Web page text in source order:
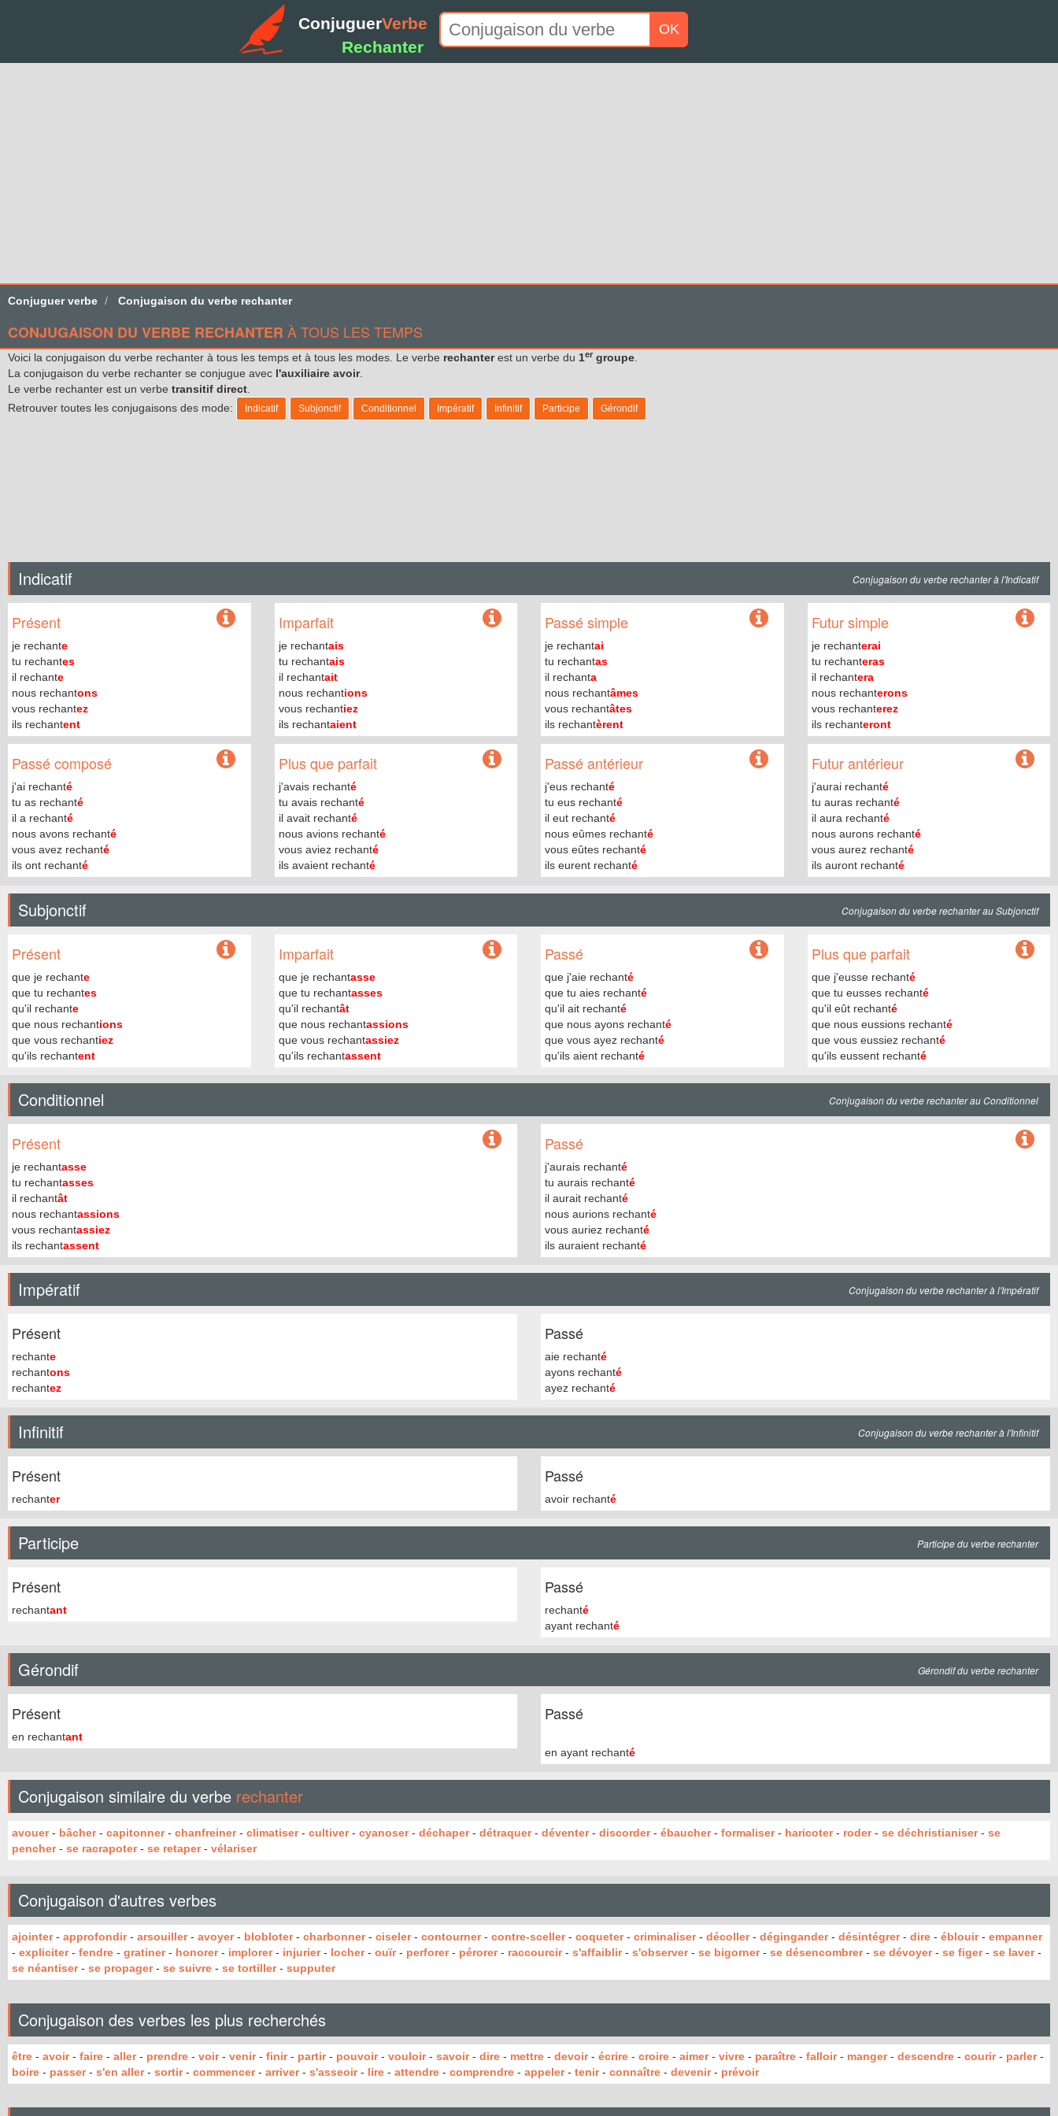
ConjuguerVerbe
Rechanter
OK
Conjuguer verbe Conjugaison du verbe rechanter
CONJUGAISON DU VERBE RECHANTER À TOUS LES TEMPS
Voici la conjugaison du verbe rechanter à tous les temps et à tous les modes. Le verbe rechanterest un verbe du 1er groupe
La conjugaison du verbe rechanter se conjugue avec l'auxiliaire avoir.
Le verbe rechanter est un verbe transitif direct
Retrouver toutes les conjugaisons des mode:
Indicatif Subjonctif Conditionnel Impératif Infinitif Participe Gérondif
Indicatif Conjugaison du verbe rechanter à l'Indicatif
Présent
je rechante
tu rechantes
il rechante
nous rechantons
vous rechantez
ils rechantent
Imparfait
je rechantais
tu rechantais
il rechantait
nous rechantions
vous rechantiez
ils rechantaient
Passé simple
je rechantai
tu rechantas
il rechanta
nous rechantâmes
vous rechantâtes
ils rechantèrent
Futur simple
je rechanterai
tu rechanteras
il rechantera
nous rechanterons
vous rechanterez
ils rechanteront
Passé composé
j'ai rechanté
tu as rechanté
il a rechanté
nous avons rechanté
vous avez rechanté
ils ont rechanté
Plus que parfait
j'avais rechanté
tu avais rechanté
il avait rechanté
nous avions rechanté
vous aviez rechanté
ils avaient rechanté
Passé antérieur
j'eus rechanté
tu eus rechanté
il eut rechanté
nous eûmes rechanté
vous eûtes rechanté
ils eurent rechanté
Futur antérieur
j'aurai rechanté
tu auras rechanté
il aura rechanté
nous aurons rechanté
vous aurez rechanté
ils auront rechanté
Subjonctif Conjugaison du verbe rechanter au Subjonctif
Présent
que je rechante
que tu rechantes
qu'il rechante
que nous rechantions
que vous rechantiez
qu'ils rechantent
Imparfait
que je rechantasse
que tu rechantasses
qu'il rechantât
que nous rechantassions
que vous rechantassiez
qu'ils rechantassent
Passé
que j'aie rechanté
que tu aies rechanté
qu'il ait rechanté
que nous ayons rechanté
que vous ayez rechanté
qu'ils aient rechanté
Plus que parfait
que j'eusse rechanté
que tu eusses rechanté
qu'il eût rechanté
que nous eussions rechanté
que vous eussiez rechanté
qu'ils eussent rechanté
Conditionnel Conjugaison du verbe rechanter au Conditionnel
Présent
je rechantasse
tu rechantasses
il rechantât
nous rechantassions
vous rechantassiez
ils rechantassent
Passé
j'aurais rechanté
tu aurais rechanté
il aurait rechanté
nous aurions rechanté
vous auriez rechanté
ils auraient rechanté
Impératif Conjugaison du verbe rechanter à l'Impératif
Présent
rechante
rechantons
rechantez
Passé
aie rechanté
ayons rechanté
ayez rechanté
Infinitif Conjugaison du verbe rechanter à l'Infinitif
Présent
rechanter
Passé
avoir rechanté
Participe Participe du verbe rechanter
Présent
rechantant
Passé
rechanté
ayant rechanté
Gérondif Gérondif du verbe rechanter
Présent
en rechantant
Passé
en ayant rechanté
Conjugaison similaire du verbe rechanter
avouer- bâcher- capitonner- chanfreiner- climatiser- cultiver- cyanoser- déchaper- détraquer- déventer- discorder- ébaucher- formaliser- haricoter- roder- se déchristianiser- se
pencher- se racrapoter- se retaper- vélariser
Conjugaison d'autres verbes
ajointer- approfondir- arsouiller- avoyer- blobloter- charbonner- ciseler- contourner- contre-sceller- coqueter- criminaliser- décoller- dégingander- désintégrer- dire - éblouir- empanner
- expliciter- fendre - gratiner- honorer- implorer- injurier- locher- ouïr- perforer- pérorer- raccourcir- s'affaiblir- s'observer- se bigorner- se désencombrer- se dévoyer- se figer- se laver-
se néantiser- se propager- se suivre - se tortiller- supputer
Conjugaison des verbes les plus recherchés
être - avoir- faire - aller- prendre - voir- venir- finir- partir- pouvoir- vouloir- savoir- dire - mettre - devoir- écrire - croire - aimer- vivre - paraître - falloir- manger- descendre - courir- parler-
boire - passer- s'en aller- sortir- commencer- arriver- s'asseoir- lire - attendre - comprendre - appeler- tenir- connaître - devenir- prévoir